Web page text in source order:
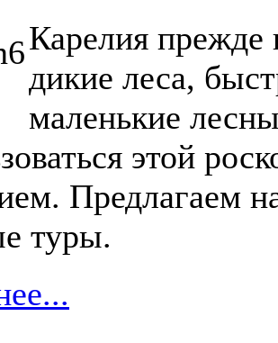
Карелия прежде
дикие леса,
маленькие
этой
Предлагаем
туры.